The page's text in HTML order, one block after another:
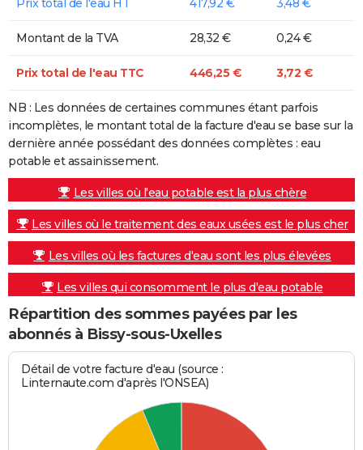
Montant de la TVA 28,32 € 0,24 €
Prix total de l'eau TTC 446,25 € 3,72 €
NB : Les données de certaines communes étant parfois
incomplètes, le montant total de la facture d'eau se base sur la
dernière année possédant des données complètes : eau
potable et assainissement.
Les villes où l'eau potable est la plus chère
Les villes où le traitement des eaux usées est le plus cher
Les villes où les factures d'eau sont les plus élevées
Les villes qui consomment le plus d'eau potable
Répartition des sommes payées par les
abonnés à Bissy-sous-Uxelles
Détail de votre facture d'eau (source :
Linternaute.com d'après l'ONSEA)